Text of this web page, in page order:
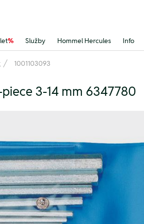
% Služby Hommel Hercules Info
1001103093
3-14 mm 6347780